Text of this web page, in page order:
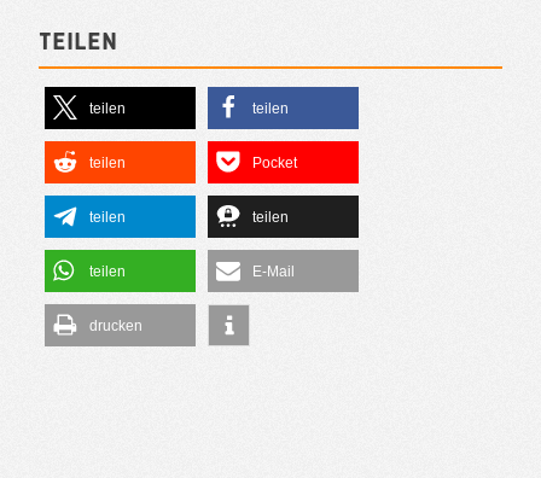
Teilen
teilen teilen
teilen Pocket
teilen teilen
teilen E-Mail
drucken